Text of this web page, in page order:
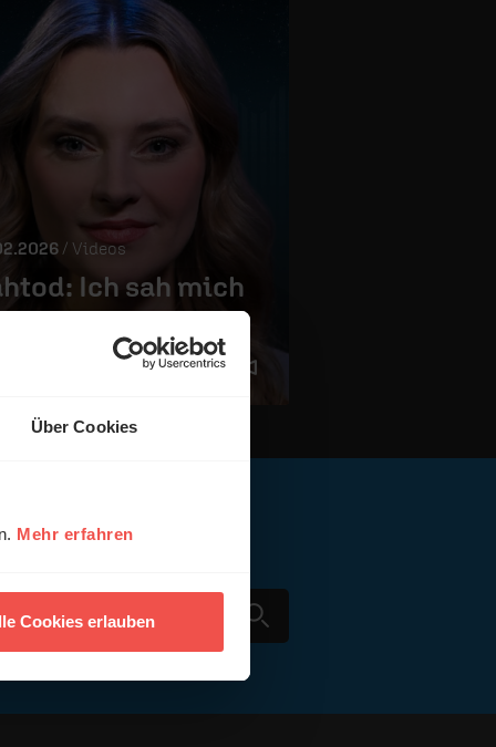
Über Cookies
Mehr erfahren
Cookies erlauben
/ Videos
Ich sah mich